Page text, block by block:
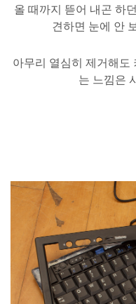
올 때까지 뜯어 내곤 하던
견하면 눈에 안
아무리 열심히 제거해도
는 느낌은